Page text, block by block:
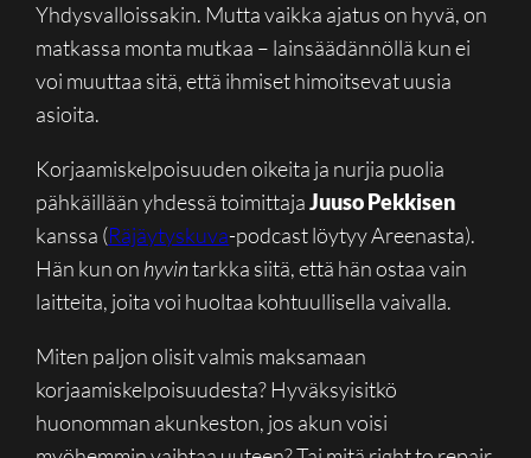
Yhdysvalloissakin. Mutta vaikka ajatus on hyvä, on
matkassa monta mutkaa – lainsäädännöllä kun ei
voi muuttaa sitä, että ihmiset himoitsevat uusia
asioita.
Korjaamiskelpoisuuden oikeita ja nurjia puolia
pähkäillään yhdessä toimittajaJuuso Pekkisen
kanssa (Räjäytyskuva-podcast löytyy Areenasta).
Hän kun on hyvintarkka siitä, että hän ostaa vain
laitteita, joita voi huoltaa kohtuullisella vaivalla.
Miten paljon olisit valmis maksamaan
korjaamiskelpoisuudesta? Hyväksyisitkö
huonomman akunkeston, jos akun voisi